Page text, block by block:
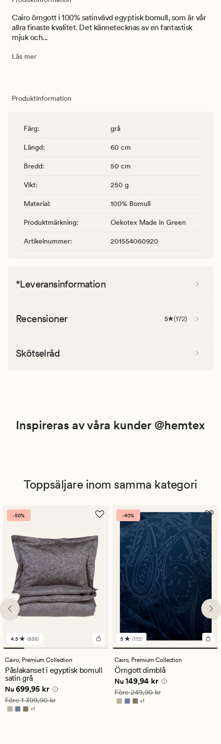
Cairo örngott i 100% satinvävd egyptisk bomull, som är vår
allra finaste kvalitet. Det kännetecknas av en fantastisk
mjuk och...
Läs mer
Produktinformation
Färg: grå
Längd: 60 cm
Bredd: 50 cm
Vikt: 250 g
Material: 100% Bomull
Produktmärkning: Oekotex Made in Green
Artikelnummer: 201554060920
*Leveransinformation
Recensioner 5 (172)
Skötselråd
Inspireras av våra kunder @hemtex
Toppsäljare inom samma kategori
-50%
636
omdömen
med
ett
genomsnittligt
betyg
på
4.5
4.5 (636)
Cairo, Premium Collection
Påslakanset i egyptisk bomull
satin grå
Nuvarande pris
Nu 699,95 kr
Ordinarie pris 1 399,90 kr
Före1 399,90 kr
+1
Finns i fler färger
-40%
172
omdömen
med
ett
genomsnittligt
betyg
på
5
5 (172)
Cairo, Premium Collection
Örngott dimblå
Nuvarande pris
Nu 149,94 kr
Ordinarie pris 249,90 kr
Före249,90 kr
+1
Finns i fler färger